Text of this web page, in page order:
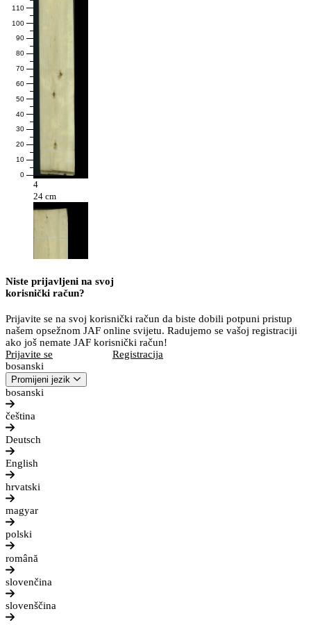
0
10
20
30
40
50
60
70
80
90
100
110
4
24 cm
Niste prijavljeni na svoj
korisnički račun?
Prijavite se na svoj korisnički račun da biste dobili potpuni pristup
našem opsežnom JAF online svijetu. Radujemo se vašoj registraciji
ako još nemate JAF korisnički račun!
Prijavite se
Registracija
bosanski
Promijeni jezik
bosanski
čeština
Deutsch
English
hrvatski
magyar
polski
română
slovenčina
slovenščina